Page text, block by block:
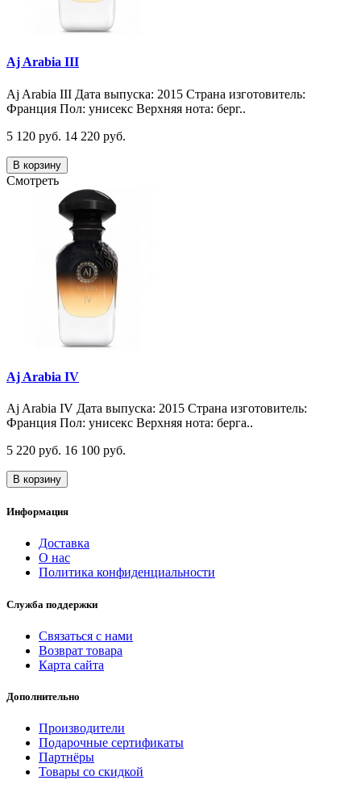
Aj Arabia III
Aj Arabia III Дата выпуска: 2015 Страна изготовитель:
Франция Пол: унисекс Верхняя нота: берг..
5 120 руб. 14 220 руб.
В корзину
Смотреть
Aj Arabia IV
Aj Arabia IV Дата выпуска: 2015 Страна изготовитель:
Франция Пол: унисекс Верхняя нота: берга..
5 220 руб. 16 100 руб.
В корзину
Информация
Доставка
О нас
Политика конфиденциальности
Служба поддержки
Связаться с нами
Возврат товара
Карта сайта
Дополнительно
Производители
Подарочные сертификаты
Партнёры
Товары со скидкой